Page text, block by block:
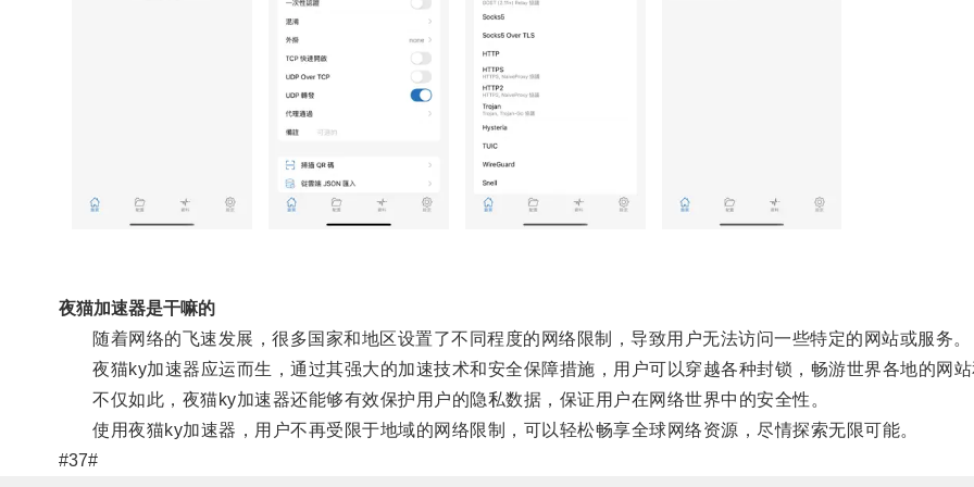
夜猫加速器是干嘛的
随着网络的飞速发展，很多国家和地区设置了不同程度的网络限制，导致用户无法访问一些特定的网站或服务。
夜猫ky加速器应运而生，通过其强大的加速技术和安全保障措施，用户可以穿越各种封锁，畅游世界各地的网
不仅如此，夜猫ky加速器还能够有效保护用户的隐私数据，保证用户在网络世界中的安全性。
使用夜猫ky加速器，用户不再受限于地域的网络限制，可以轻松畅享全球网络资源，尽情探索无限可能。
#37#